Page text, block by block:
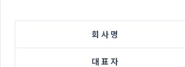
회 사 명
대 표 자